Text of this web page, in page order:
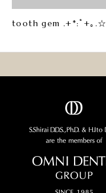
tooth gem .+*:ﾟ+｡.☆